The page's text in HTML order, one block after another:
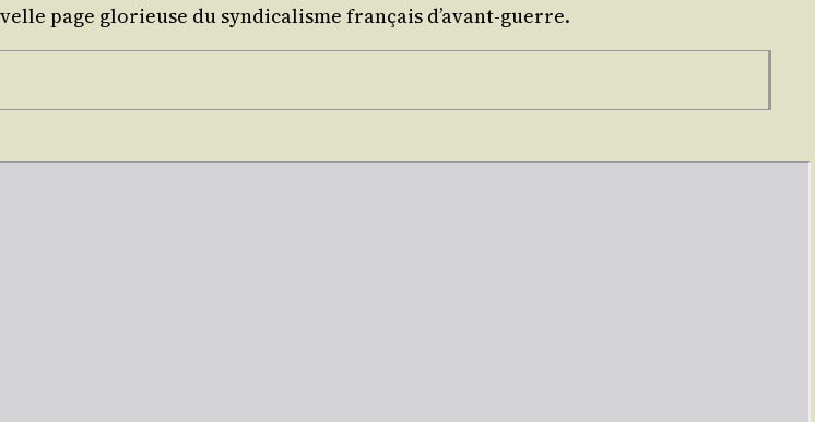
page glo­rieuse du syn­di­ca­lisme fran­çais d’avant-guerre.